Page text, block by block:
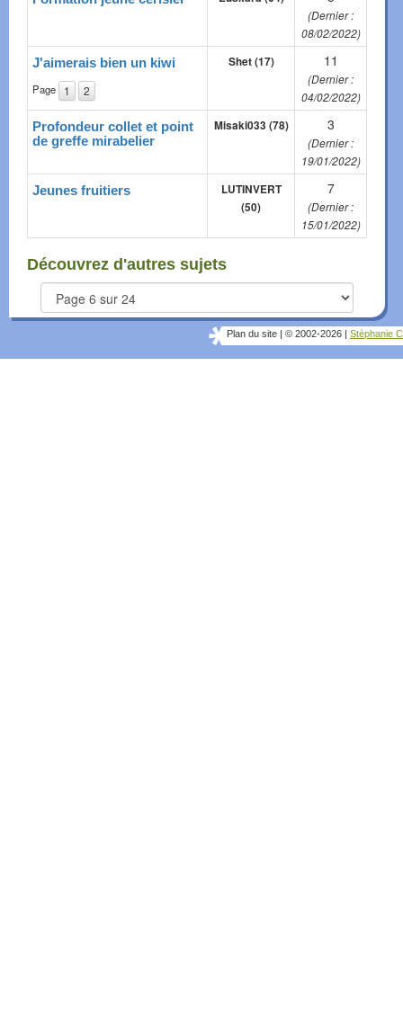
(Dernier :
08/02/2022)
J'aimerais bien un kiwi
Page 1 2
Shet (17) 11
(Dernier :
04/02/2022)
Profondeur collet et point
de greffe mirabelier
Misaki033 (78) 3
(Dernier :
19/01/2022)
Jeunes fruitiers
LUTINVERT
(50)
7
(Dernier :
15/01/2022)
Découvrez d'autres sujets
Plan du site © 2002-2026 Stéphanie C